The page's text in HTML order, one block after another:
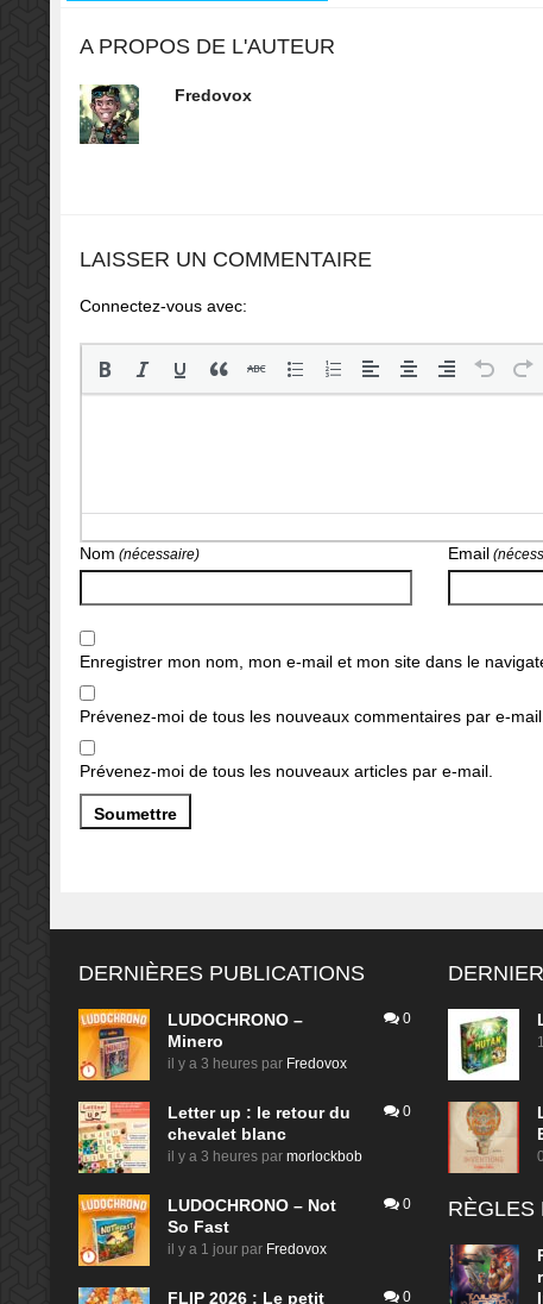
A PROPOS DE L'AUTEUR
Fredovox
LAISSER UN COMMENTAIRE
Connectez-vous avec:
Nom (nécessaire) Email
Enregistrer mon nom, mon e-mail et mon site dans le
Prévenez-moi de tous les nouveaux commentaires par e-mail.
Prévenez-moi de tous les nouveaux articles par e-mail.
DERNIÈRES PUBLICATIONS
LUDOCHRONO –
Minero
il y a 3 heures par Fredovox
0
Letter up : le retour du
chevalet blanc
il y a 3 heures par morlockbob
0
LUDOCHRONO – Not
So Fast
il y a 1 jour par Fredovox
0
FLIP 2026 : Le petit 0
RÈGLES